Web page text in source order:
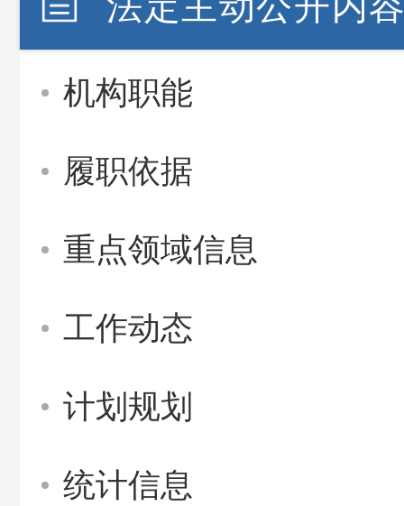
机构职能
履职依据
重点领域信息
工作动态
计划规划
统计信息